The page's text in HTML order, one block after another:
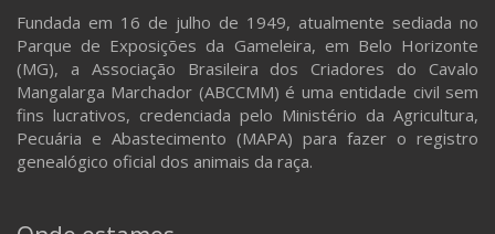
Fundada em 16 de julho de 1949, atualmente sediada no
Parque de Exposições da Gameleira, em Belo Horizonte
(MG), a Associação Brasileira dos Criadores do Cavalo
Mangalarga Marchador (ABCCMM) é uma entidade civil sem
fins lucrativos, credenciada pelo Ministério da Agricultura,
Pecuária e Abastecimento (MAPA) para fazer o registro
genealógico oficial dos animais da raça.